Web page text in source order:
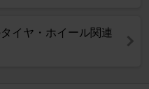
イヤ・ホイール関連